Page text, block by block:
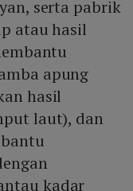
serta pabrik
atau hasil
apung
hasil
laut), dan
kadar